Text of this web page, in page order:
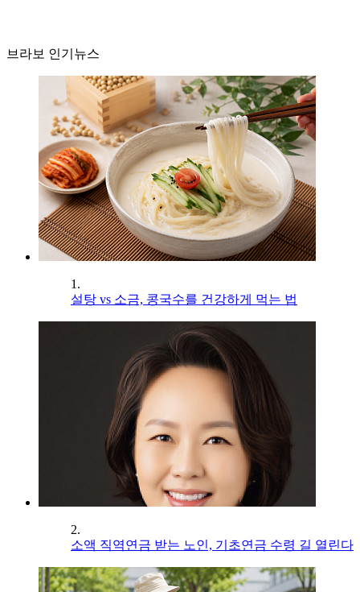
브라보 인기뉴스
1.
설탕 vs 소금, 콩국수를 건강하게 먹는 법
2.
소액 직역연금 받는 노인, 기초연금 수령 길 열린다